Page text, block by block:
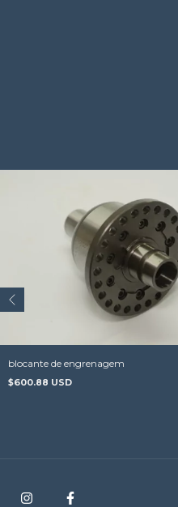
blocante de engrenagem
$600.88 USD